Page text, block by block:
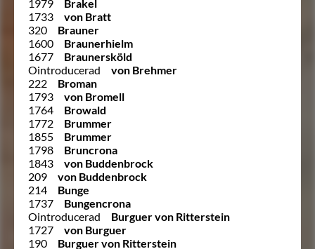
1979
Brakel
1733
von Bratt
320
Brauner
1600
Braunerhielm
1677
Braunersköld
Ointroducerad
von Brehmer
222
Broman
1793
von Bromell
1764
Browald
1772
Brummer
1855
Brummer
1798
Bruncrona
1843
von Buddenbrock
209
von Buddenbrock
214
Bunge
1737
Bungencrona
Ointroducerad
Burguer von Ritterstein
1727
von Burguer
190
Burguer von Ritterstein